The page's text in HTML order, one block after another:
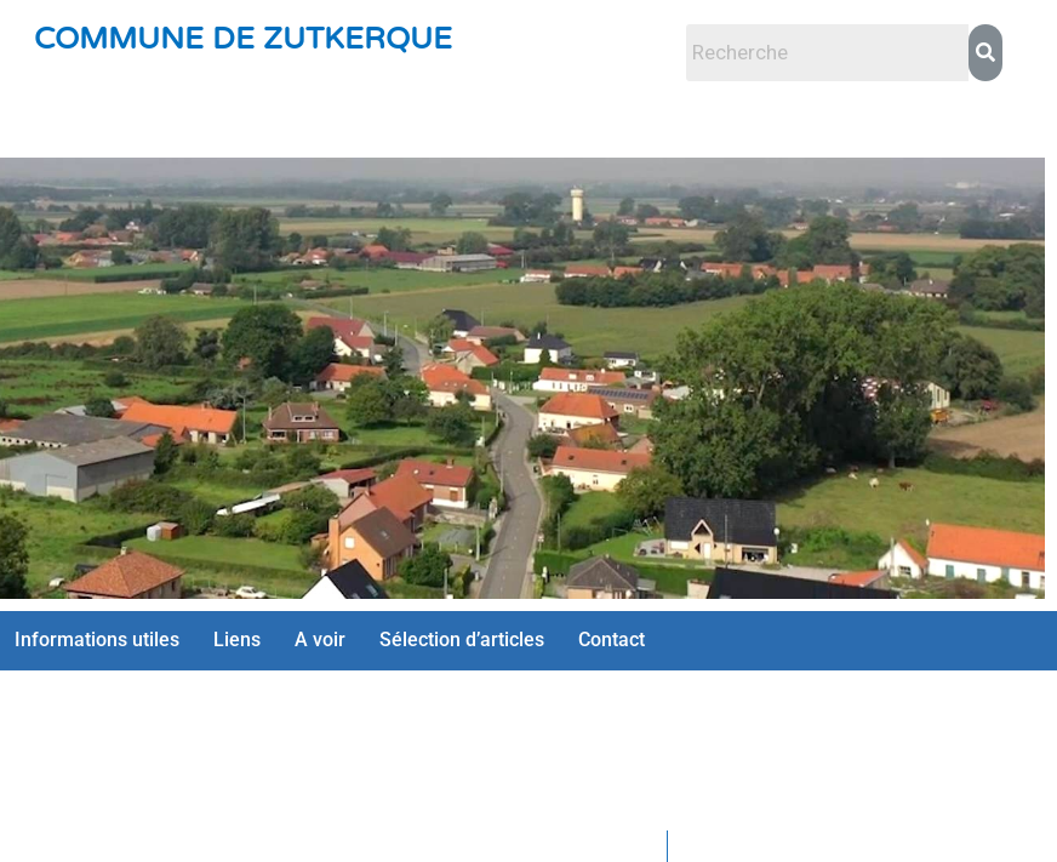
COMMUNE DE ZUTKERQUE
Informations utiles Liens A voir Sélection d’articles Contact